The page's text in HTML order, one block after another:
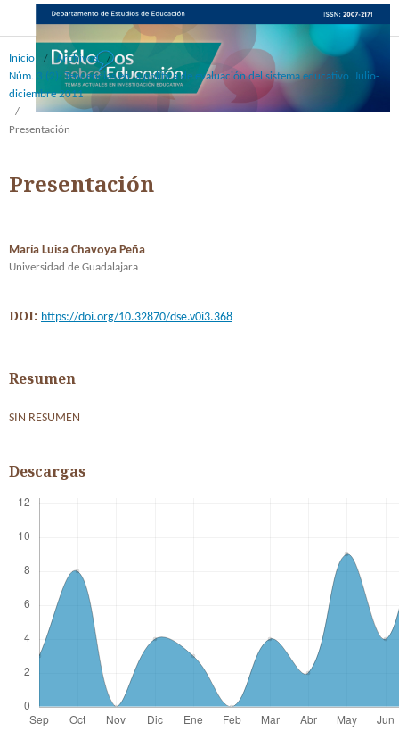
Inicio / Archivos
/
Núm. 3 (2): Tendencias en la política de evaluación del sistema educativo. Julio-
diciembre 2011
/
Presentación
Presentación
María Luisa Chavoya Peña
Universidad de Guadalajara
DOI: https://doi.org/10.32870/dse.v0i3.368
Resumen
SIN RESUMEN
Descargas